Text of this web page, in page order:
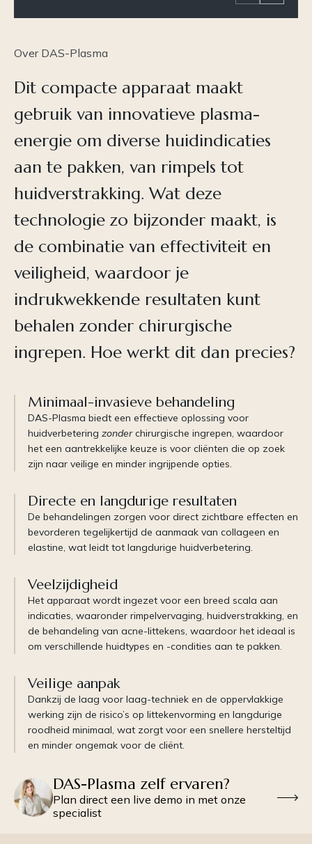
Over DAS-Plasma
Dit compacte apparaat maakt
gebruik van innovatieve plasma-
energie om diverse huidindicaties
aan te pakken, van rimpels tot
huidverstrakking. Wat deze
technologie zo bijzonder maakt, is
de combinatie van effectiviteit en
veiligheid, waardoor je
indrukwekkende resultaten kunt
behalen zonder chirurgische
ingrepen. Hoe werkt dit dan precies?
Minimaal-invasieve behandeling
DAS-Plasma biedt een effectieve oplossing voor
huidverbetering zonderchirurgische ingrepen, waardoor
het een aantrekkelijke keuze is voor cliënten die op zoek
zijn naar veilige en minder ingrijpende opties.
Directe en langdurige resultaten
De behandelingen zorgen voor direct zichtbare effecten en
bevorderen tegelijkertijd de aanmaak van collageen en
elastine, wat leidt tot langdurige huidverbetering.
Veelzijdigheid
Het apparaat wordt ingezet voor een breed scala aan
indicaties, waaronder rimpelvervaging, huidverstrakking, en
de behandeling van acne-littekens, waardoor het ideaal is
om verschillende huidtypes en -condities aan te pakken.
Veilige aanpak
Dankzij de laag voor laag-techniek en de oppervlakkige
werking zijn de risico’s op littekenvorming en langdurige
roodheid minimaal, wat zorgt voor een snellere hersteltijd
en minder ongemak voor de cliënt.
DAS-Plasma zelf ervaren?
Plan direct een live demo in met onze
specialist